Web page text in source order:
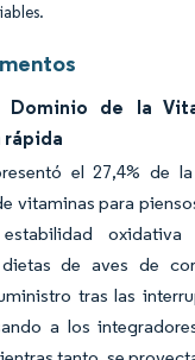
Dominio de la
rápida
el 27,4% de
vitaminas para
oxidativa
dietas de aves de
tras las
a los